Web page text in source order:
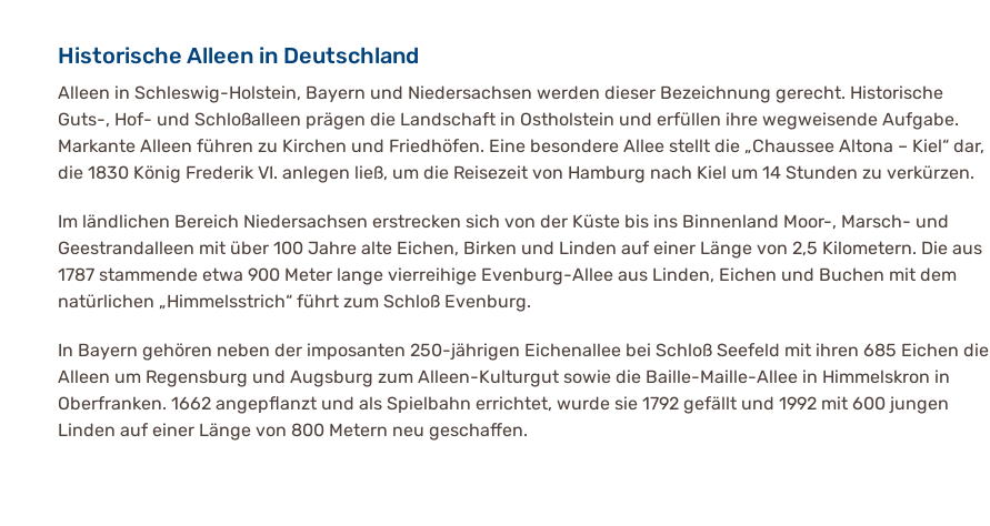
Historische Alleen in Deutschland
Alleen in Schleswig-Holstein, Bayern und Niedersachsen werden dieser Bezeichnung gerecht. Historische
Guts-, Hof- und Schloßalleen prägen die Landschaft in Ostholstein und erfüllen ihre wegweisende Aufgabe.
Markante Alleen führen zu Kirchen und Friedhöfen. Eine besondere Allee stellt die „Chaussee Altona – Kiel“ dar,
die 1830 König Frederik VI. anlegen ließ, um die Reisezeit von Hamburg nach Kiel um 14 Stunden zu verkürzen.
Im ländlichen Bereich Niedersachsen erstrecken sich von der Küste bis ins Binnenland Moor-, Marsch- und
Geestrandalleen mit über 100 Jahre alte Eichen, Birken und Linden auf einer Länge von 2,5 Kilometern. Die aus
1787 stammende etwa 900 Meter lange vierreihige Evenburg-Allee aus Linden, Eichen und Buchen mit dem
natürlichen „Himmelsstrich“ führt zum Schloß Evenburg.
In Bayern gehören neben der imposanten 250-jährigen Eichenallee bei Schloß Seefeld mit ihren 685 Eichen die
Alleen um Regensburg und Augsburg zum Alleen-Kulturgut sowie die Baille-Maille-Allee in Himmelskron in
Oberfranken. 1662 angepflanzt und als Spielbahn errichtet, wurde sie 1792 gefällt und 1992 mit 600 jungen
Linden auf einer Länge von 800 Metern neu geschaffen.